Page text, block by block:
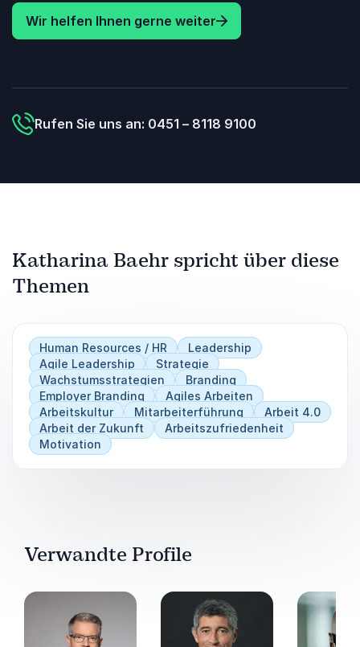
Wir helfen Ihnen gerne weiter
Rufen Sie uns an: 0451 – 8118 9100
Katharina Baehr spricht über diese
Themen
Human Resources / HR
Leadership
Agile Leadership
Strategie
Wachstumsstrategien
Branding
Employer Branding
Agiles Arbeiten
Arbeitskultur
Mitarbeiterführung
Arbeit 4.0
Arbeit der Zukunft
Arbeitszufriedenheit
Motivation
Verwandte Profile